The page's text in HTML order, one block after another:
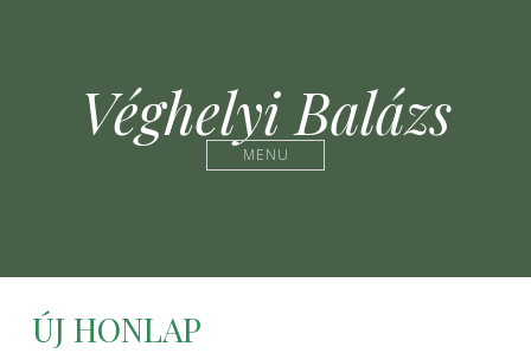
Véghelyi Balázs
MENU
ÚJ HONLAP